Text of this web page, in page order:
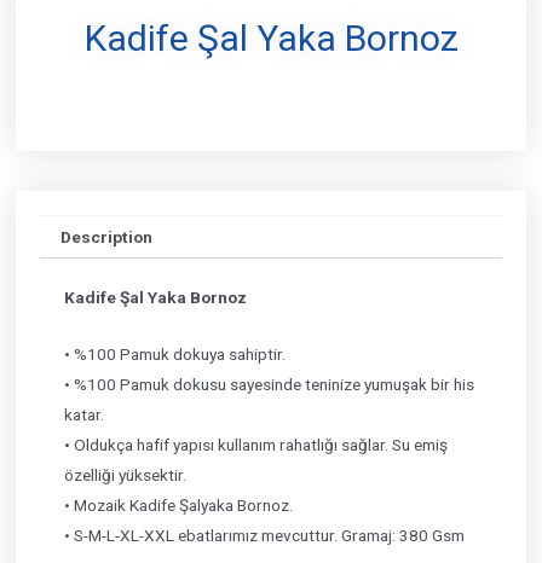
Kadife Şal Yaka Bornoz
Description
Kadife Şal Yaka Bornoz
• %100 Pamuk dokuya sahiptir.
• %100 Pamuk dokusu sayesinde teninize yumuşak bir his
katar.
• Oldukça hafif yapısı kullanım rahatlığı sağlar. Su emiş
özelliği yüksektir.
• Mozaik Kadife Şalyaka Bornoz.
• S-M-L-XL-XXL ebatlarımız mevcuttur. Gramaj: 380 Gsm